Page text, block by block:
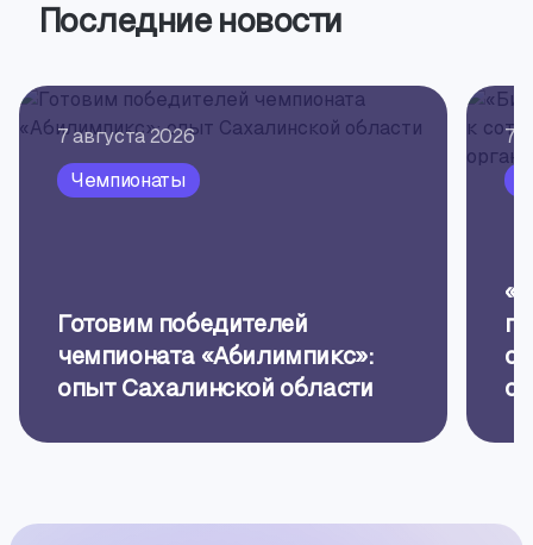
Последние новости
7 августа 2026
Чемпионаты
Готовим победителей
чемпионата «Абилимпикс»:
опыт Сахалинской области
7